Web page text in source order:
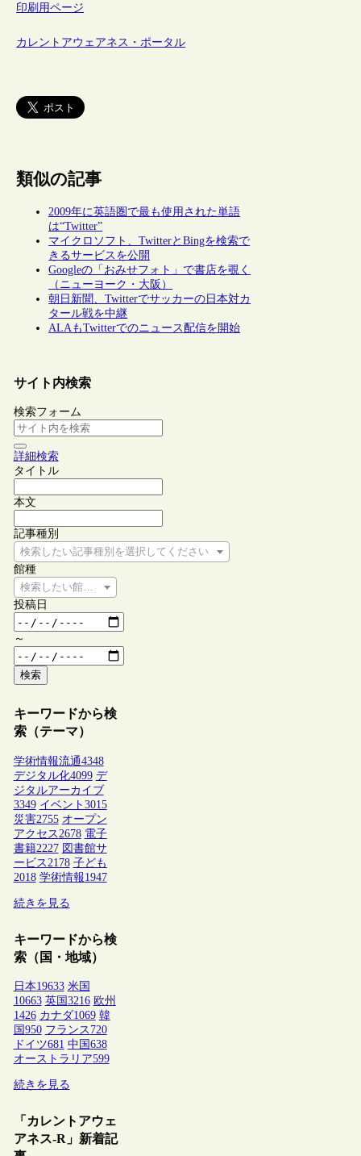
印刷用ページ
カレントアウェアネス・ポータル
類似の記事
2009年に英語圏で最も使用された単語
は“Twitter”
マイクロソフト、TwitterとBingを検索で
きるサービスを公開
Googleの「おみせフォト」で書店を覗く
（ニューヨーク・大阪）
朝日新聞、Twitterでサッカーの日本対カ
タール戦を中継
ALAもTwitterでのニュース配信を開始
サイト内検索
検索フォーム
詳細検索
タイトル
本文
記事種別
検索したい記事種別を選択してください
館種
検索したい館種を選択してください
投稿日
～
検索
キーワードから検
索（テーマ）
学術情報流通4348
デジタル化4099 デ
ジタルアーカイブ
3349 イベント 3015
災害2755 オープン
アクセス 2678 電子
書籍2227 図書館サ
ービス 2178 子ども
2018 学術情報1947
続きを見る
キーワードから検
索（国・地域）
日本19633 米国
10663 英国 3216 欧州
1426 カナダ1069 韓
国 950 フランス 720
ドイツ681 中国 638
オーストラリア599
続きを見る
「カレントアウェ
アネス-R」新着記